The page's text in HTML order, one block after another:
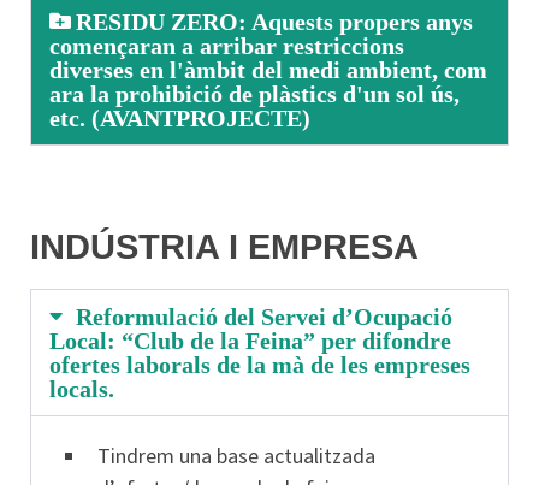
RESIDU ZERO: Aquests propers anys
començaran a arribar restriccions
diverses en l'àmbit del medi ambient, com
ara la prohibició de plàstics d'un sol ús,
etc. (AVANTPROJECTE)
INDÚSTRIA I EMPRESA
Reformulació del Servei d’Ocupació
Local: “Club de la Feina” per difondre
ofertes laborals de la mà de les empreses
locals.
Tindrem una base actualitzada